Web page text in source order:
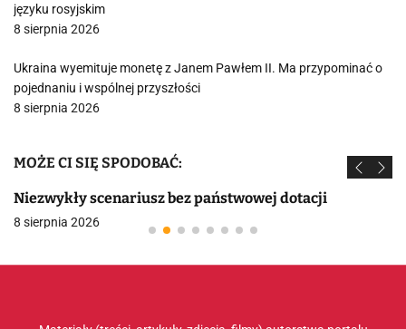
języku rosyjskim
8 sierpnia 2026
Ukraina wyemituje monetę z Janem Pawłem II. Ma przypominać o
pojednaniu i wspólnej przyszłości
8 sierpnia 2026
MOŻE CI SIĘ SPODOBAĆ:
Niezwykły scenariusz bez państwowej dotacji
8 sierpnia 2026